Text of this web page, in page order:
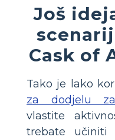
Još
Cask of
Tako je lako
za dodjelu
vlastite
trebate učiniti